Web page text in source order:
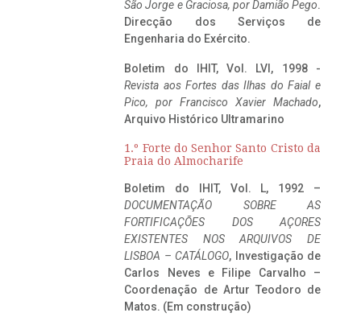
São Jorge e Graciosa, por Damião Pego.
Direcção dos Serviços de
Engenharia do Exército.
Boletim do IHIT, Vol. LVI, 1998 -
Revista aos Fortes das Ilhas do Faial e
Pico, por Francisco Xavier Machado,
Arquivo Histórico Ultramarino
1.º Forte do Senhor Santo Cristo da
Praia do Almocharife
Boletim do IHIT, Vol. L, 1992 –
DOCUMENTAÇÃO SOBRE AS
FORTIFICAÇÕES DOS AÇORES
EXISTENTES NOS ARQUIVOS DE
LISBOA – CATÁLOGO, Investigação de
Carlos Neves e Filipe Carvalho –
Coordenação de Artur Teodoro de
Matos. (Em construção)